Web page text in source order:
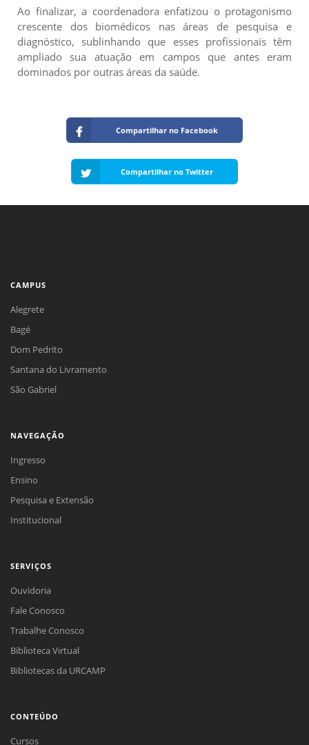
Ao finalizar, a coordenadora enfatizou o protagonismo
crescente dos biomédicos nas áreas de pesquisa e
diagnóstico, sublinhando que esses profissionais têm
ampliado sua atuação em campos que antes eram
dominados por outras áreas da saúde.
Compartilhar no Facebook
Compartilhar no Twitter
CAMPUS
Alegrete
Bagé
Dom Pedrito
Santana do Livramento
São Gabriel
NAVEGAÇÃO
Ingresso
Ensino
Pesquisa e Extensão
Institucional
SERVIÇOS
Ouvidoria
Fale Conosco
Trabalhe Conosco
Biblioteca Virtual
Bibliotecas da URCAMP
CONTEÚDO
Cursos